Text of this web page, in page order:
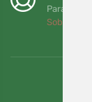
Para cada
Sobre nós